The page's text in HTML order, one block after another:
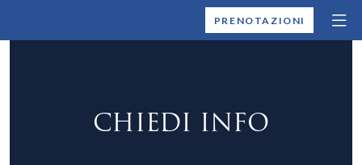
MONTALLEGROPRENOTAZIONI
CHIEDI INFO